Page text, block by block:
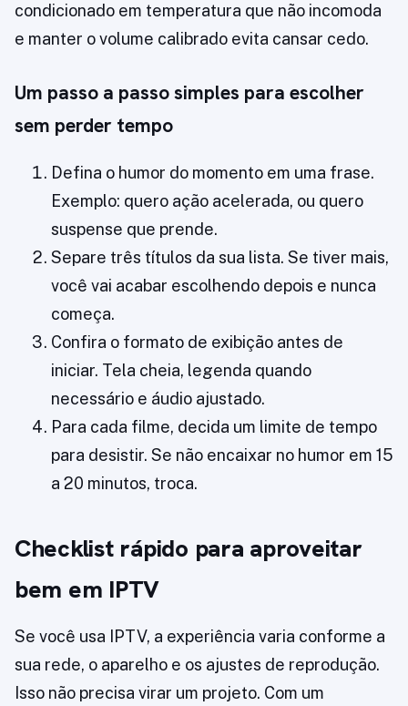
condicionado em temperatura que não incomoda
e manter o volume calibrado evita cansar cedo.
Um passo a passo simples para escolher
sem perder tempo
Defina o humor do momento em uma frase.
Exemplo: quero ação acelerada, ou quero
suspense que prende.
Separe três títulos da sua lista. Se tiver mais,
você vai acabar escolhendo depois e nunca
começa.
Confira o formato de exibição antes de
iniciar. Tela cheia, legenda quando
necessário e áudio ajustado.
Para cada filme, decida um limite de tempo
para desistir. Se não encaixar no humor em 15
a 20 minutos, troca.
Checklist rápido para aproveitar
bem em IPTV
Se você usa IPTV, a experiência varia conforme a
sua rede, o aparelho e os ajustes de reprodução.
Isso não precisa virar um projeto. Com um